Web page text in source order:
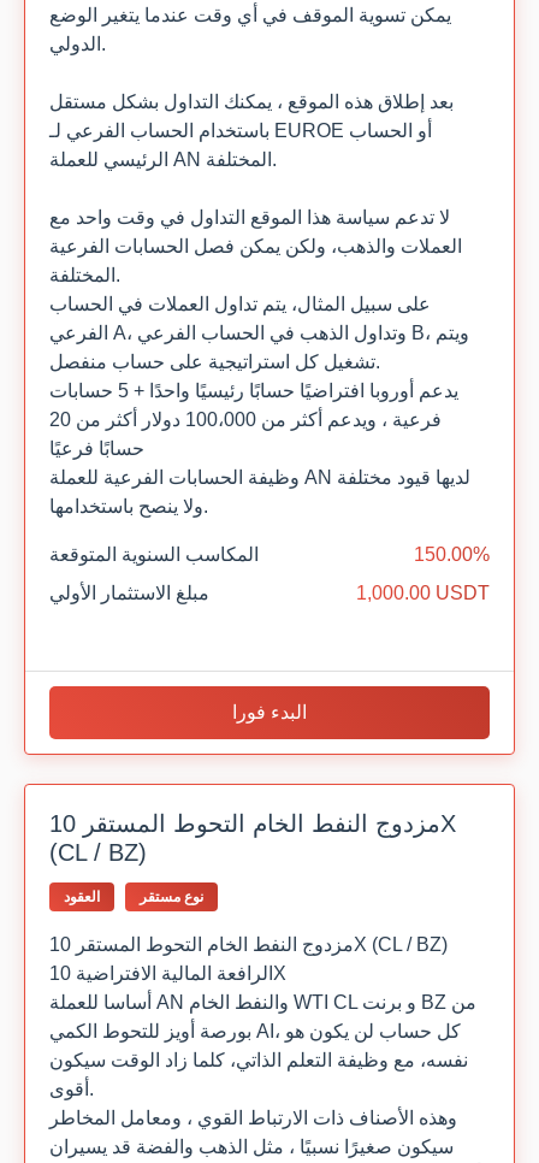
يمكن تسوية الموقف في أي وقت عندما يتغير الوضع
الدولي.
بعد إطلاق هذه الموقع ، يمكنك التداول بشكل مستقل
باستخدام الحساب الفرعي لـ EUROE أو الحساب
الرئيسي للعملة AN المختلفة.
لا تدعم سياسة هذا الموقع التداول في وقت واحد مع
العملات والذهب، ولكن يمكن فصل الحسابات الفرعية
المختلفة.
على سبيل المثال، يتم تداول العملات في الحساب
الفرعي A، وتداول الذهب في الحساب الفرعي B، ويتم
تشغيل كل استراتيجية على حساب منفصل.
يدعم أوروبا افتراضيًا حسابًا رئيسيًا واحدًا + 5 حسابات
فرعية ، ويدعم أكثر من 100،000 دولار أكثر من 20
حسابًا فرعيًا
وظيفة الحسابات الفرعية للعملة AN لديها قيود مختلفة
ولا ينصح باستخدامها.
المكاسب السنوية المتوقعة
150.00%
مبلغ الاستثمار الأولي
1,000.00 USDT
البدء فورا
مزدوج النفط الخام التحوط المستقر 10X
(CL / BZ)
العقود نوع مستقر
مزدوج النفط الخام التحوط المستقر 10X (CL / BZ)
الرافعة المالية الافتراضية 10X
أساسا للعملة AN والنفط الخام WTI CL و برنت BZ من
بورصة أويز للتحوط الكمي AI، كل حساب لن يكون هو
نفسه، مع وظيفة التعلم الذاتي، كلما زاد الوقت سيكون
أقوى.
وهذه الأصناف ذات الارتباط القوي ، ومعامل المخاطر
سيكون صغيرًا نسبيًا ، مثل الذهب والفضة قد يسيران